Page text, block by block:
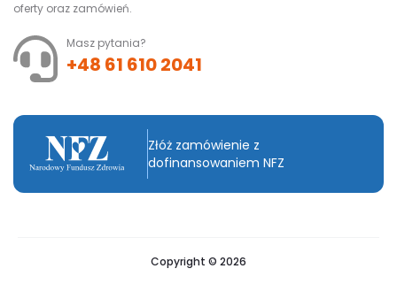
oferty oraz zamówień.
Masz pytania?
+48 61 610 2041
Złóż zamówienie z
dofinansowaniem NFZ
Copyright © 2026